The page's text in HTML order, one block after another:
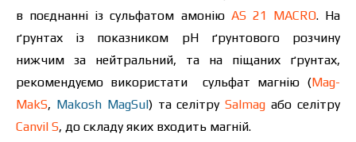
в поєднанні із сульфатом амонію AS 21 MACRO. На
ґрунтах із показником pН ґрунтового розчину
нижчим за нейтральний, та на піщаних ґрунтах,
рекомендуємо використати сульфат магнію (Mag-
MakS, Makosh MagSul)та селітруSalmag або селітру
Canvil S, до складу яких входить магній.